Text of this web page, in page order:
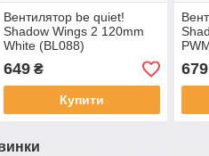
Вентилятор be quiet!
Shadow Wings 2 120mm
White (BL088)
649₴
Купити
679